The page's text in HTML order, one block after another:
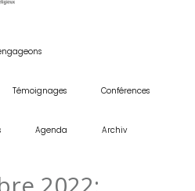
Témoignages Conférences
Agenda Archiv